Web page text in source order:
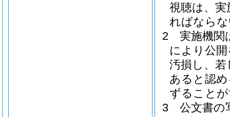
視聴は、
ればなら
2
実施機関
により公
汚損し、
あると認
ずること
3
公文書の